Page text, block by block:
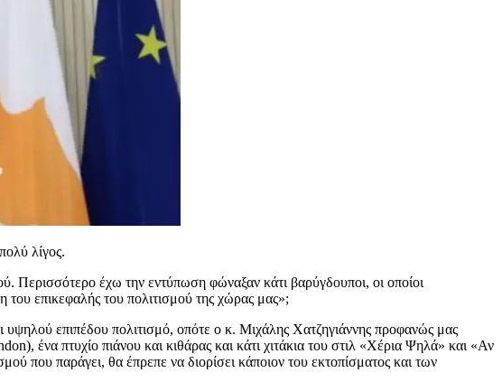
λίγος.
Περισσότερο έχω την εντύπωση φώναξαν κάτι βαρύγδουποι, οι οποίοι
του επικεφαλής του πολιτισμού της χώρας μας»;
υψηλού επιπέδου πολιτισμό, οπότε ο κ. Μιχάλης Χατζηγιάννης προφανώς μας
ένα πτυχίο πιάνου και κιθάρας και κάτι χιτάκια του στιλ «Χέρια Ψηλά» και «Αν
που παράγει, θα έπρεπε να διορίσει κάποιον του εκτοπίσματος και των